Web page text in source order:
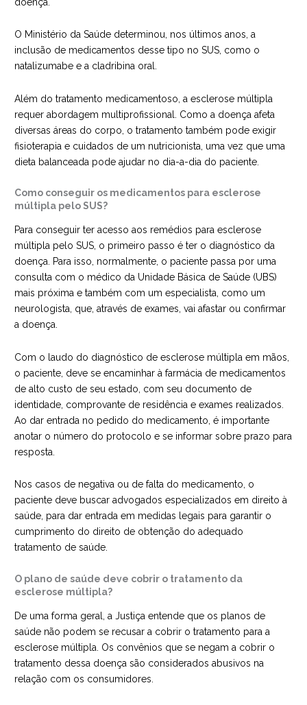
O Ministério da Saúde determinou, nos últimos anos, a
inclusão de medicamentos desse tipo no SUS, como o
natalizumabe e a cladribina oral.
Além do tratamento medicamentoso, a esclerose múltipla
requer abordagem multiprofissional. Como a doença afeta
diversas áreas do corpo, o tratamento também pode exigir
fisioterapia e cuidados de um nutricionista, uma vez que uma
dieta balanceada pode ajudar no dia-a-dia do paciente.
Como conseguir os medicamentos para esclerose
múltipla pelo SUS?
Para conseguir ter acesso aos remédios para esclerose
múltipla pelo SUS, o primeiro passo é ter o diagnóstico da
doença. Para isso, normalmente, o paciente passa por uma
consulta com o médico da Unidade Básica de Saúde (UBS)
mais próxima e também com um especialista, como um
neurologista, que, através de exames, vai afastar ou confirmar
a doença.
Com o laudo do diagnóstico de esclerose múltipla em mãos,
o paciente, deve se encaminhar à farmácia de medicamentos
de alto custo de seu estado, com seu documento de
identidade, comprovante de residência e exames realizados.
Ao dar entrada no pedido do medicamento, é importante
anotar o número do protocolo e se informar sobre prazo para
resposta.
Nos casos de negativa ou de falta do medicamento, o
paciente deve buscar advogados especializados em direito à
saúde, para dar entrada em medidas legais para garantir o
cumprimento do direito de obtenção do adequado
tratamento de saúde.
O plano de saúde deve cobrir o tratamento da
esclerose múltipla?
De uma forma geral, a Justiça entende que os planos de
saúde não podem se recusar a cobrir o tratamento para a
esclerose múltipla. Os convênios que se negam a cobrir o
tratamento dessa doença são considerados abusivos na
relação com os consumidores.